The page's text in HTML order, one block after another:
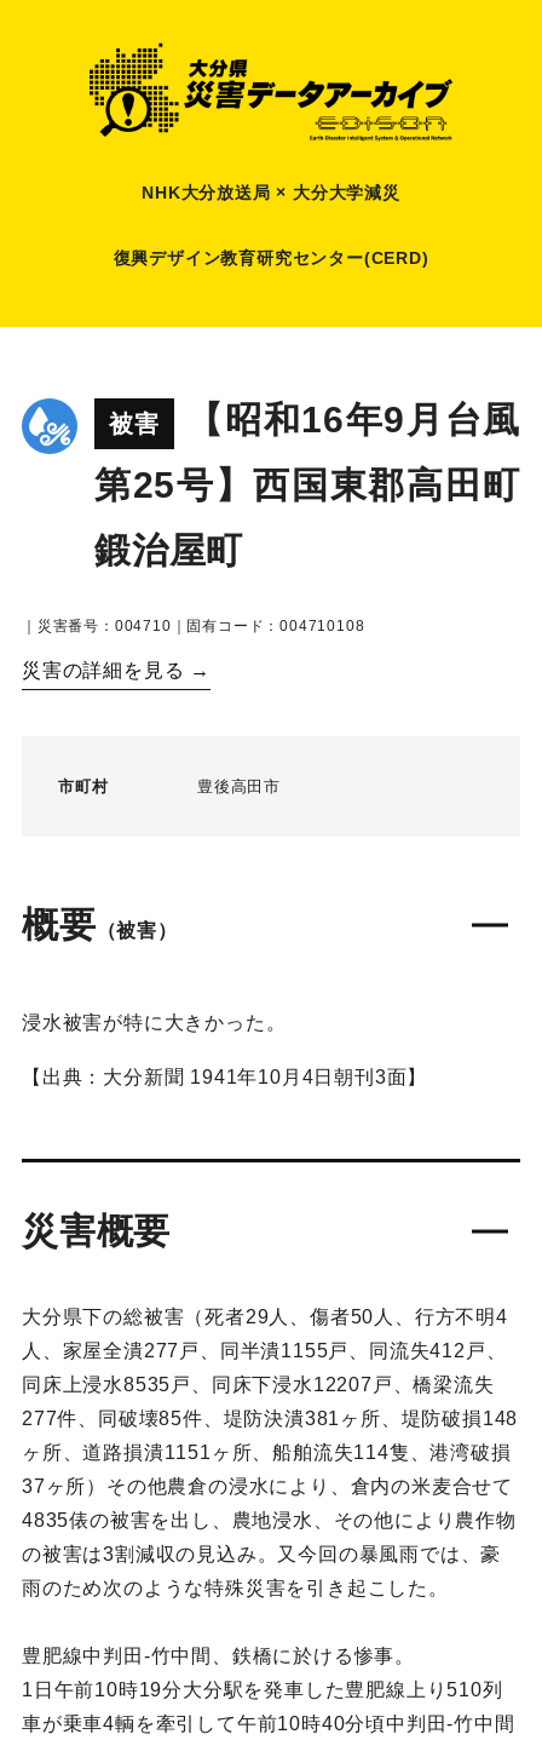
NHK大分放送局 × 大分大学減災
復興デザイン教育研究センター(CERD)
被害
【昭和16年9月台風
第25号】西国東郡高田町
鍛治屋町
｜災害番号：004710｜固有コード：004710108
災害の詳細を見る →
市町村 豊後高田市
概要 （被害）
浸水被害が特に大きかった。
【出典：大分新聞 1941年10月4日朝刊3面】
災害概要
大分県下の総被害（死者29人、傷者50人、行方不明4
人、家屋全潰277戸、同半潰1155戸、同流失412戸、
同床上浸水8535戸、同床下浸水12207戸、橋梁流失
277件、同破壊85件、堤防決潰381ヶ所、堤防破損148
ヶ所、道路損潰1151ヶ所、船舶流失114隻、港湾破損
37ヶ所）その他農倉の浸水により、倉内の米麦合せて
4835俵の被害を出し、農地浸水、その他により農作物
の被害は3割減収の見込み。又今回の暴風雨では、豪
雨のため次のような特殊災害を引き起こした。
豊肥線中判田‐竹中間、鉄橋に於ける惨事。
1日午前10時19分大分駅を発車した豊肥線上り510列
車が乗車4輌を牽引して午前10時40分頃中判田‐竹中間